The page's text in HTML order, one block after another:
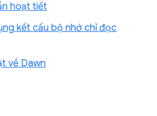
hoạt tiết
kết cấu bộ nhớ chỉ đọc
về Dawn